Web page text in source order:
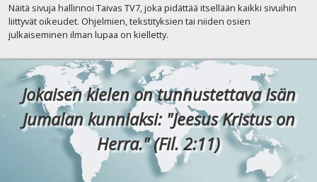
Näitä sivuja hallinnoi Taivas TV7, joka pidättää itsellään kaikki sivuihin
liittyvät oikeudet. Ohjelmien, tekstityksien tai niiden osien
julkaiseminen ilman lupaa on kielletty.
Jokaisen kielen on tunnustettava Isän
Jumalan kunniaksi: "Jeesus Kristus on
Herra." (Fil. 2:11)